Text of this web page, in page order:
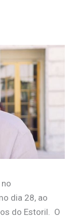
dia 28, ao
do Estoril. O